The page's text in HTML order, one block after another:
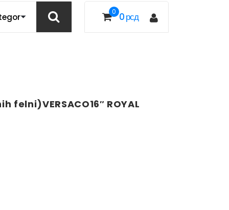
0 0рсд
felni)VERSACO16″ ROYAL